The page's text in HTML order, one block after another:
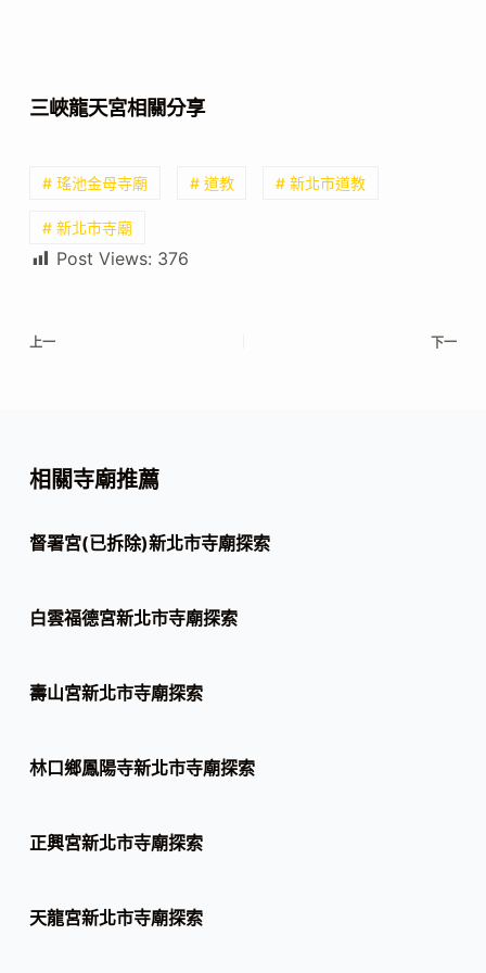
三峽龍天宮相關分享
# 瑤池金母寺廟 # 道教 # 新北市道教
# 新北市寺廟
Post Views: 376
上一 下一
相關寺廟推薦
督署宮(已拆除)新北市寺廟探索
白雲福德宮新北市寺廟探索
壽山宮新北市寺廟探索
林口鄉鳳陽寺新北市寺廟探索
正興宮新北市寺廟探索
天龍宮新北市寺廟探索